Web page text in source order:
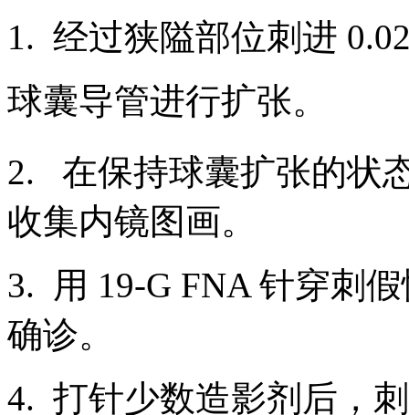
1. 经过狭隘部位刺进
球囊导管进行扩张。
2. 在保持球囊扩张的状
收集内镜图画。
3. 用 19-G FNA 针穿刺
确诊。
4. 打针少数造影剂后，